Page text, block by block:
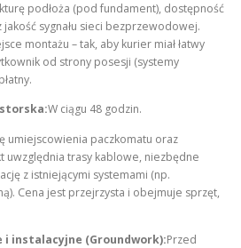
podłoża (pod fundament), dostępność
sygnału sieci bezprzewodowej.
montażu – tak, aby kurier miał łatwy
od strony posesji (systemy
W ciągu 48 godzin.
umiejscowienia paczkomatu oraz
uwzględnia trasy kablowe, niezbędne
z istniejącymi systemami (np.
Cena jest przejrzysta i obejmuje sprzęt,
i instalacyjne (Groundwork):Przed